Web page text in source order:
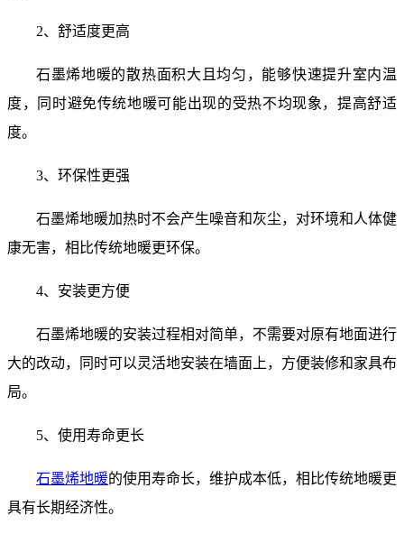
2、舒适度更高
石墨烯地暖的散热面积大且均匀，能够快速提升室内温
度，同时避免传统地暖可能出现的受热不均现象，提高舒适
度。
3、环保性更强
石墨烯地暖加热时不会产生噪音和灰尘，对环境和人体健
康无害，相比传统地暖更环保。
4、安装更方便
石墨烯地暖的安装过程相对简单，不需要对原有地面进行
大的改动，同时可以灵活地安装在墙面上，方便装修和家具布
局。
5、使用寿命更长
石墨烯地暖的使用寿命长，维护成本低，相比传统地暖更
具有长期经济性。